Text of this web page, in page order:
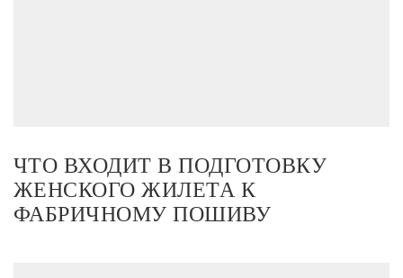
ЧТО ВХОДИТ В ПОДГОТОВКУ
ЖЕНСКОГО ЖИЛЕТА К
ФАБРИЧНОМУ ПОШИВУ